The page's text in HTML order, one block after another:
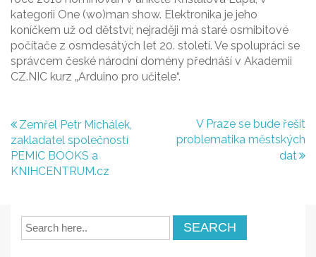
kategorii One (wo)man show. Elektronika je jeho
koníčkem už od dětství; nejraději má staré osmibitové
počítače z osmdesátých let 20. století. Ve spolupráci se
správcem české národní domény přednáší v Akademii
CZ.NIC kurz „Arduino pro učitele“.
Navigace
pro
příspěvek
Zemřel Petr Michálek,
zakladatel společností
PEMIC BOOKS a
KNIHCENTRUM.cz
V Praze se bude řešit
problematika městských
dat